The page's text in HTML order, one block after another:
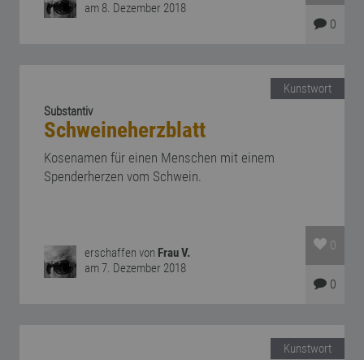
am 8. Dezember 2018
0
Kunstwort
Substantiv
Schweineherzblatt
Kosenamen für einen Menschen mit einem
Spenderherzen vom Schwein.
erschaffen von Frau V.
am 7. Dezember 2018
0
0
Kunstwort